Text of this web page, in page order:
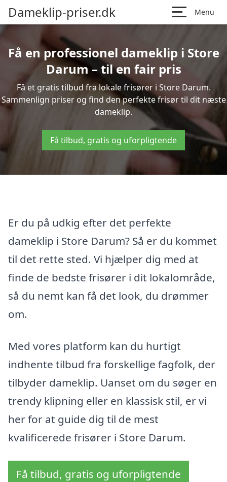
Dameklip-priser.dk Menu
Få en professionel dameklip i Store
Darum – til en fair pris
Få et gratis tilbud fra lokale frisører i Store Darum.
Sammenlign priser og find den perfekte frisør til dit næste
dameklip.
Få tilbud, gratis og uforpligtende
Er du på udkig efter det perfekte
dameklip i Store Darum? Så er du kommet
til det rette sted. Vi hjælper dig med at
finde de bedste frisører i dit lokalområde,
så du nemt kan få det look, du drømmer
om.
Med vores platform kan du hurtigt
indhente tilbud fra forskellige fagfolk, der
tilbyder dameklip. Uanset om du søger en
trendy klipning eller en klassisk stil, er vi
her for at guide dig til de mest
kvalificerede frisører i Store Darum.
Få tilbud, gratis og uforpligtende